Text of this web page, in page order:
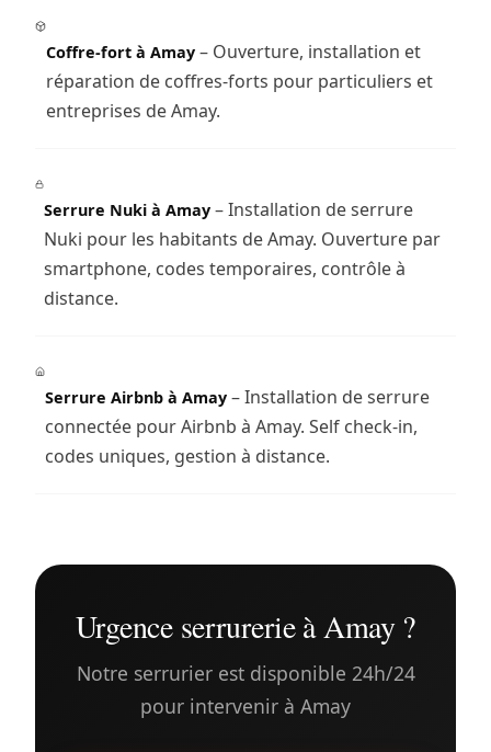
Coffre-fort à Amay – Ouverture, installation et
réparation de coffres-forts pour particuliers et
entreprises de Amay.
Serrure Nuki à Amay – Installation de serrure
Nuki pour les habitants de Amay. Ouverture par
smartphone, codes temporaires, contrôle à
distance.
Serrure Airbnb à Amay – Installation de serrure
connectée pour Airbnb à Amay. Self check-in,
codes uniques, gestion à distance.
Urgence serrurerie à Amay ?
Notre serrurier est disponible 24h/24
pour intervenir à Amay